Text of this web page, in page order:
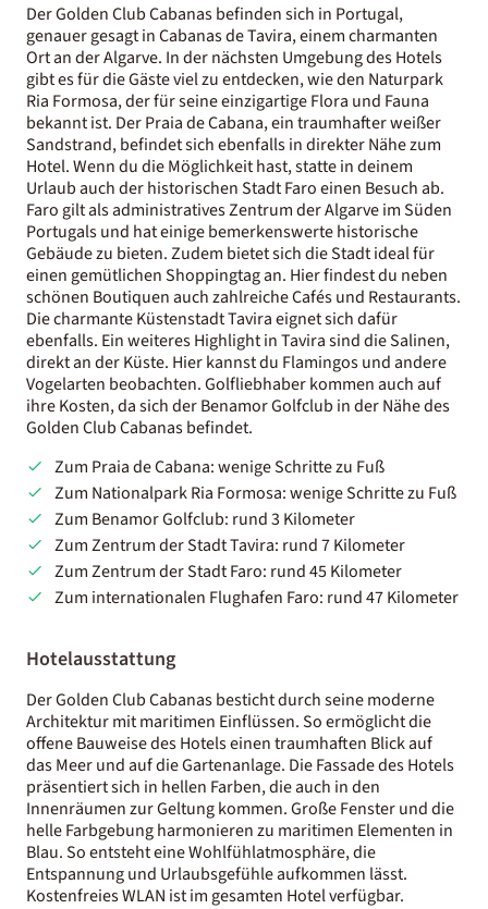
Der Golden Club Cabanas befinden sich in Portugal,
genauer gesagt in Cabanas de Tavira, einem charmanten
Ort an der Algarve. In der nächsten Umgebung des Hotels
gibt es für die Gäste viel zu entdecken, wie den Naturpark
Ria Formosa, der für seine einzigartige Flora und Fauna
bekannt ist. Der Praia de Cabana, ein traumhafter weißer
Sandstrand, befindet sich ebenfalls in direkter Nähe zum
Hotel. Wenn du die Möglichkeit hast, statte in deinem
Urlaub auch der historischen Stadt Faro einen Besuch ab.
Faro gilt als administratives Zentrum der Algarve im Süden
Portugals und hat einige bemerkenswerte historische
Gebäude zu bieten. Zudem bietet sich die Stadt ideal für
einen gemütlichen Shoppingtag an. Hier findest du neben
schönen Boutiquen auch zahlreiche Cafés und Restaurants.
Die charmante Küstenstadt Tavira eignet sich dafür
ebenfalls. Ein weiteres Highlight in Tavira sind die Salinen,
direkt an der Küste. Hier kannst du Flamingos und andere
Vogelarten beobachten. Golfliebhaber kommen auch auf
ihre Kosten, da sich der Benamor Golfclub in der Nähe des
Golden Club Cabanas befindet.
Zum Praia de Cabana: wenige Schritte zu Fuß
Zum Nationalpark Ria Formosa: wenige Schritte zu Fuß
Zum Benamor Golfclub: rund 3 Kilometer
Zum Zentrum der Stadt Tavira: rund 7 Kilometer
Zum Zentrum der Stadt Faro: rund 45 Kilometer
Zum internationalen Flughafen Faro: rund 47 Kilometer
Hotelausstattung
Der Golden Club Cabanas besticht durch seine moderne
Architektur mit maritimen Einflüssen. So ermöglicht die
offene Bauweise des Hotels einen traumhaften Blick auf
das Meer und auf die Gartenanlage. Die Fassade des Hotels
präsentiert sich in hellen Farben, die auch in den
Innenräumen zur Geltung kommen. Große Fenster und die
helle Farbgebung harmonieren zu maritimen Elementen in
Blau. So entsteht eine Wohlfühlatmosphäre, die
Entspannung und Urlaubsgefühle aufkommen lässt.
Kostenfreies WLAN ist im gesamten Hotel verfügbar.